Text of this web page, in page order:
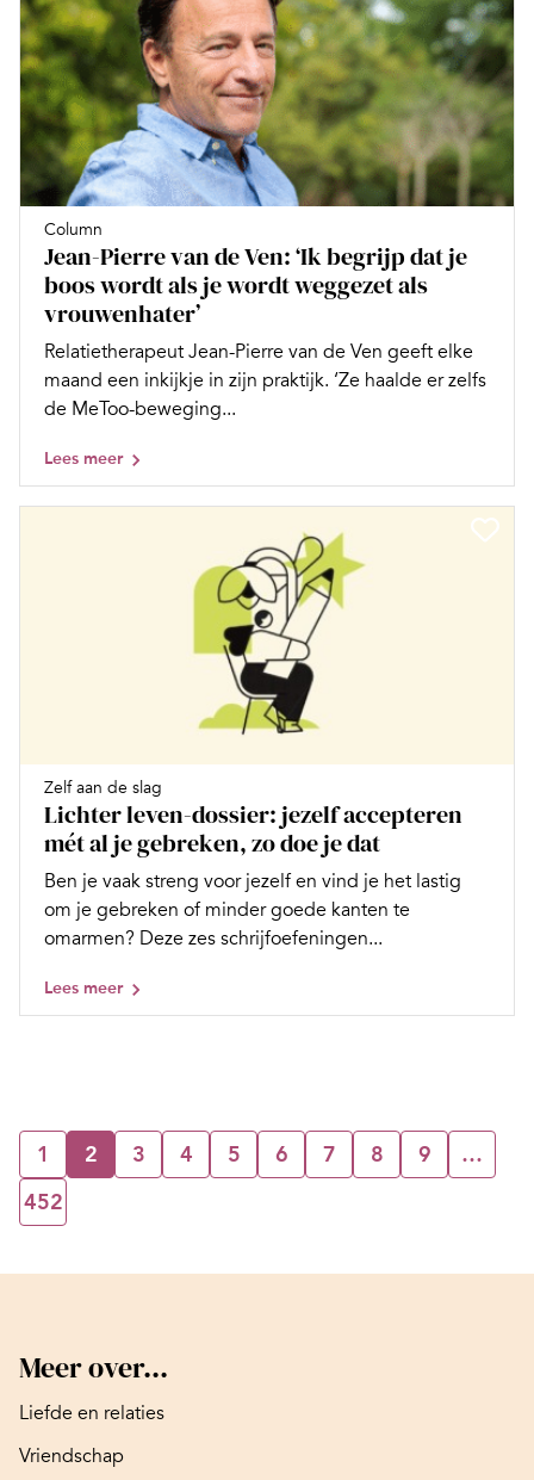
Column
Jean-Pierre van de Ven: ‘Ik begrijp dat je
boos wordt als je wordt weggezet als
vrouwenhater’
Relatietherapeut Jean-Pierre van de Ven geeft elke
maand een inkijkje in zijn praktijk. ‘Ze haalde er zelfs
de MeToo-beweging...
Lees meer
Zelf aan de slag
Lichter leven-dossier: jezelf accepteren
mét al je gebreken, zo doe je dat
Ben je vaak streng voor jezelf en vind je het lastig
om je gebreken of minder goede kanten te
omarmen? Deze zes schrijfoefeningen...
Lees meer
1 2 3 4 5 6 7 8 9
…
452
Meer over...
Liefde en relaties
Vriendschap